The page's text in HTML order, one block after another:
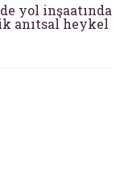
yol inşaatında
anıtsal heykel